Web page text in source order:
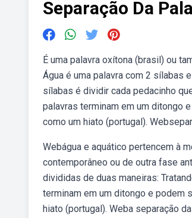
Separação Da
É uma palavra oxítona (brasil) ou
Água é uma palavra com 2 sílabas
sílabas é dividir cada pedacinho
palavras terminam em um ditongo
como um hiato (portugal).
Webágua e aquático pertencem à
contemporâneo ou de outra fase
divididas de duas maneiras:
terminam em um ditongo e podem
hiato (portugal). Weba separação